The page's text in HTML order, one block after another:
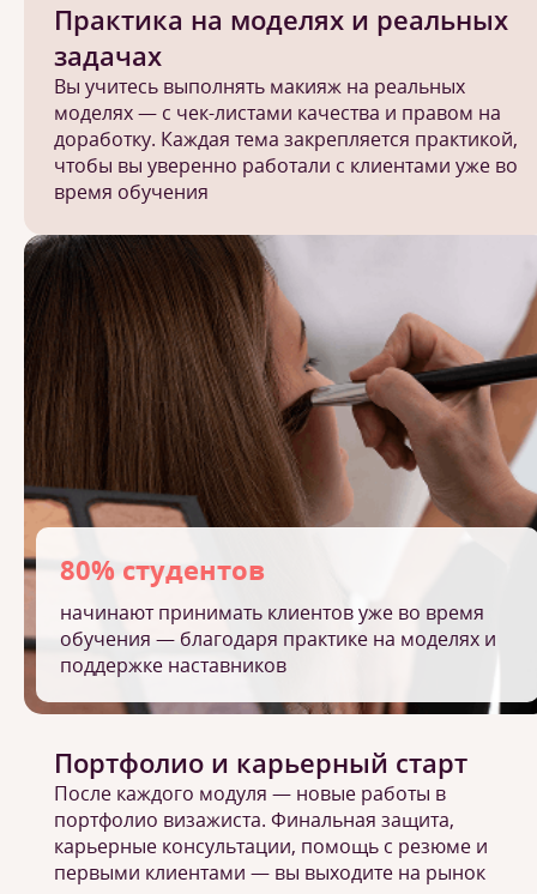
Практика на моделях и реальных
задачах
Вы учитесь выполнять макияж на реальных
моделях — с чек-листами качества и правом на
доработку. Каждая тема закрепляется практикой,
чтобы вы уверенно работали с клиентами уже во
время обучения
80% студентов
начинают принимать клиентов уже во время
обучения — благодаря практике на моделях и
поддержке наставников
Портфолио и карьерный старт
После каждого модуля — новые работы в
портфолио визажиста. Финальная защита,
карьерные консультации, помощь с резюме и
первыми клиентами — вы выходите на рынок